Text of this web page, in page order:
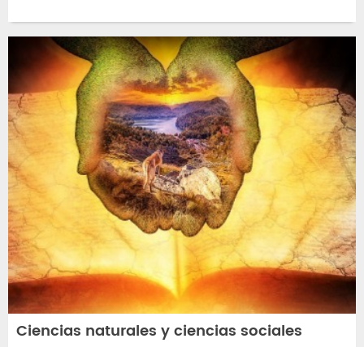
Ciencias naturales y ciencias sociales